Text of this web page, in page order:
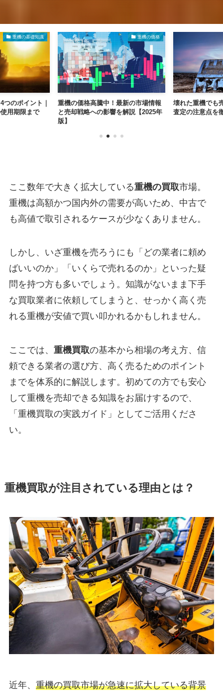
重機の基礎知識
つのポイント｜
用期限まで
重機の価格
重機の価格高騰中！最新の市場情報
と売却戦略への影響を解説【2025年
版】
壊れた重機でも
査定の注意点を
ここ数年で大きく拡大している重機の買取市場。
重機は高額かつ国内外の需要が高いため、中古で
も高値で取引されるケースが少なくありません。
しかし、いざ重機を売ろうにも「どの業者に頼め
ばいいのか」「いくらで売れるのか」といった疑
問を持つ方も多いでしょう。知識がないまま下手
な買取業者に依頼してしまうと、せっかく高く売
れる重機が安値で買い叩かれるかもしれません。
ここでは、 重機買取の基本から相場の考え方、信
頼できる業者の選び方、高く売るためのポイント
までを体系的に解説します。初めての方でも安心
して重機を売却できる知識をお届けするので、
「重機買取の実践ガイド」としてご活用くださ
い。
重機買取が注目されている理由とは？
近年、 重機の買取市場が急速に拡大している背景